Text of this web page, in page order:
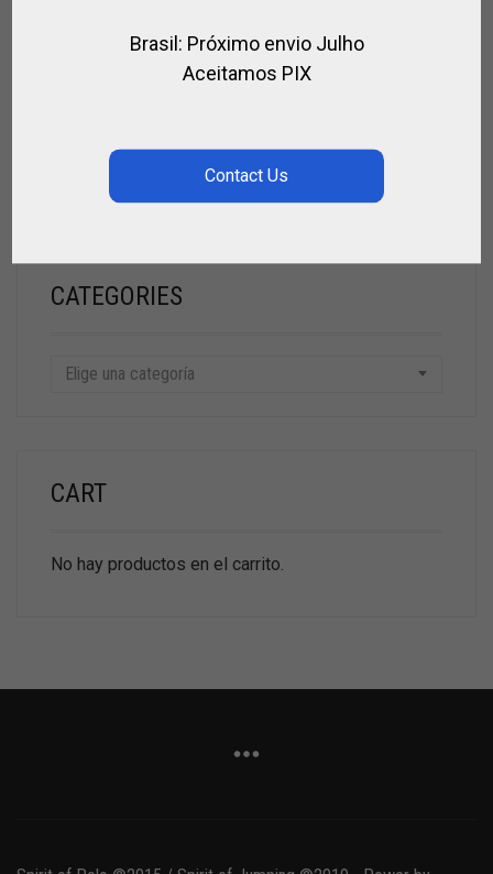
BUSCAR
CATEGORIES
Elige una categoría
CART
No hay productos en el carrito.
Brasil: Próximo envio Julho
Aceitamos PIX